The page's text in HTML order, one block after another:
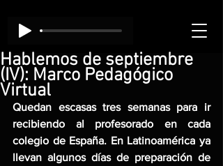
Hablemos de septiembre
(IV): Marco Pedagógico
Virtual
Quedan escasas tres semanas para ir
recibiendo al profesorado en cada
colegio de España. En Latinoamérica ya
llevan algunos días de preparación de